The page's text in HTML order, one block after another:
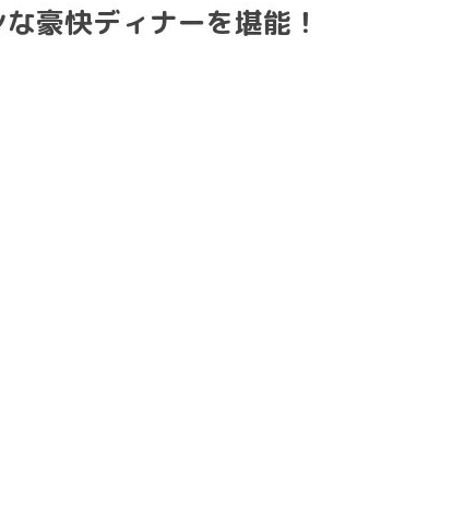
豪快ディナーを堪能！